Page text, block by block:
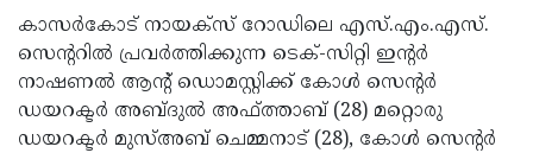
2025
2025
Election
Updates
Bihar
Assembly
Polls
Kerala
Local
Look
കാസര്‍കോട് നായക്‌സ് റോഡിലെ എസ്.എം.എസ്.
സെന്ററില്‍ പ്രവര്‍ത്തിക്കുന്ന ടെക്-സിറ്റി ഇന്റര്‍
നാഷണല്‍ ആന്റ് ഡൊമസ്റ്റിക്ക് കോള്‍ സെന്റര്‍
ഡയറക്ടര്‍ അബ്ദുല്‍ അഫ്ത്താബ് (28) മറ്റൊരു
ഡയറക്ടര്‍ മുസ്അബ് ചെമ്മനാട് (28), കോള്‍ സെന്റര്‍